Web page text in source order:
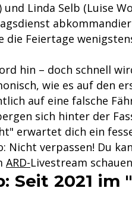
und Linda Selb (Luise
die Feiertage
hin – doch schnell
wie es auf den
auf eine falsche
sich hinter der
erwartet dich ein
Nicht verpassen! Du
ARD-Livestream
Seit 2021 im